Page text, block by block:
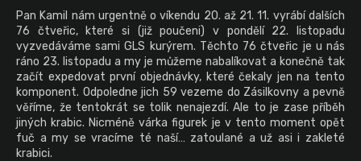
Pan Kamil nám urgentně o víkendu 20. až 21. 11. vyrábí dalších
76 čtveřic, které si (již poučeni) v pondělí 22. listopadu
vyzvedáváme sami GLS kurýrem. Těchto 76 čtveřic je u nás
ráno 23. listopadu a my je můžeme nabalíkovat a konečně tak
začít expedovat první objednávky, které čekaly jen na tento
komponent. Odpoledne jich 59 vezeme do Zásilkovny a pevně
věříme, že tentokrát se tolik nenajezdí. Ale to je zase příběh
jiných krabic. Nicméně várka figurek je v tento moment opět
fuč a my se vracíme té naší… zatoulané a už asi i zakleté
krabici.